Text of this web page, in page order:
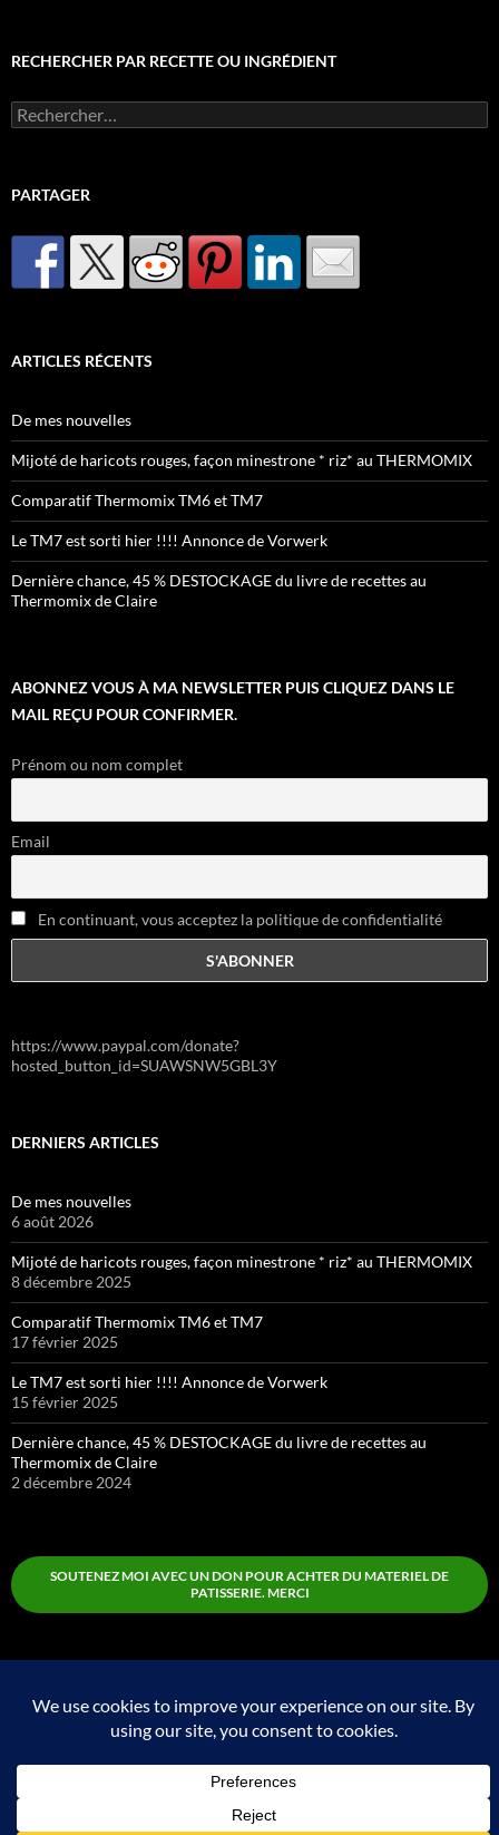
RECHERCHER PAR RECETTE OU INGRÉDIENT
Rechercher :
PARTAGER
ARTICLES RÉCENTS
De mes nouvelles
Mijoté de haricots rouges, façon minestrone * riz* au THERMOMIX
Comparatif Thermomix TM6 et TM7
Le TM7 est sorti hier !!!! Annonce de Vorwerk
Dernière chance, 45 % DESTOCKAGE du livre de recettes au
Thermomix de Claire
ABONNEZ VOUS À MA NEWSLETTER PUIS CLIQUEZ DANS LE
MAIL REÇU POUR CONFIRMER.
Prénom ou nom complet
Email
En continuant, vous acceptez la politique de confidentialité
https://www.paypal.com/donate?
hosted_button_id=SUAWSNW5GBL3Y
DERNIERS ARTICLES
De mes nouvelles
6 août 2026
Mijoté de haricots rouges, façon minestrone * riz* au THERMOMIX
8 décembre 2025
Comparatif Thermomix TM6 et TM7
17 février 2025
Le TM7 est sorti hier !!!! Annonce de Vorwerk
15 février 2025
Dernière chance, 45 % DESTOCKAGE du livre de recettes au
Thermomix de Claire
2 décembre 2024
SOUTENEZ MOI AVEC UN DON POUR ACHTER DU MATERIEL DE
PATISSERIE. MERCI